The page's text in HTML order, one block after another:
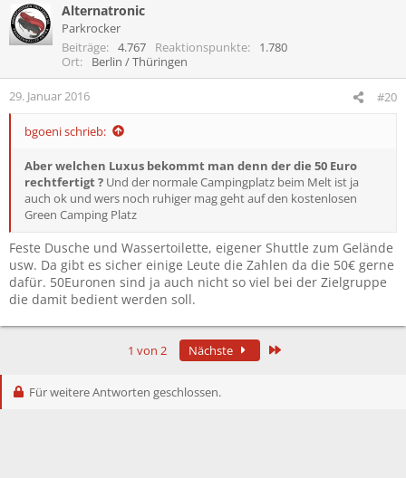
Alternatronic
Parkrocker
Beiträge
4.767 Reaktionspunkte
1.780
Ort
Berlin / Thüringen
29. Januar 2016 #20
bgoeni schrieb:
Aber welchen Luxus bekommt man denn der die 50 Euro
rechtfertigt ? Und der normale Campingplatz beim Melt ist ja
auch ok und wers noch ruhiger mag geht auf den kostenlosen
Green Camping Platz
Feste Dusche und Wassertoilette, eigener Shuttle zum Gelände
usw. Da gibt es sicher einige Leute die Zahlen da die 50€ gerne
dafür. 50Euronen sind ja auch nicht so viel bei der Zielgruppe
die damit bedient werden soll.
1 von 2 Nächste
Für weitere Antworten geschlossen.